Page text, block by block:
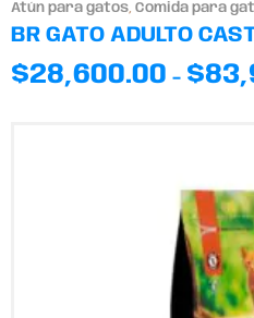
Atún para gatos, Comida para
BR GATO ADULTO
$28,600.00 - $